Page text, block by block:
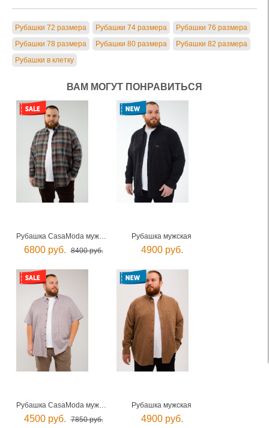
Рубашки 72 размера Рубашки 74 размера
Рубашки 76 размера
Рубашки 78 размера
Рубашки 80 размера
Рубашки 82 размера
Рубашки в клетку
ВАМ МОГУТ ПОНРАВИТЬСЯ
Рубашка CasaModa мужская
6800 руб. 8400 руб.
Рубашка мужская
4900 руб.
Рубашка CasaModa мужская
4500 руб. 7850 руб.
Рубашка мужская
4900 руб.